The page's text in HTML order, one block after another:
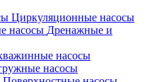
Циркуляционные насосы
Дренажные и
насосы
насосы